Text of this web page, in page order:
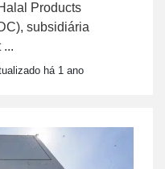
Products
subsidiária
...
há 1 ano